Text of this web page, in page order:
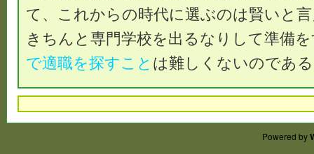
て、これからの時代に選ぶのは賢いと
きちんと専門学校を出るなりして準備
で適職を探すこと は難しくないのであ
Powered by